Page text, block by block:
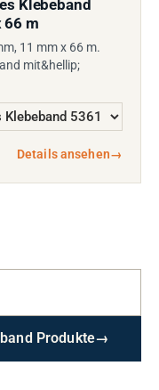
Klebeband
66 m
11 mm x 66 m.
mit&hellip;
Details ansehen→
Produkte→